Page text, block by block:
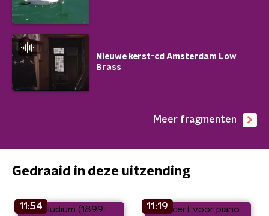
Nieuwe kerst-cd Amsterdam Low
Brass
Meer fragmenten
Gedraaid in deze uitzending
11:54 11:19